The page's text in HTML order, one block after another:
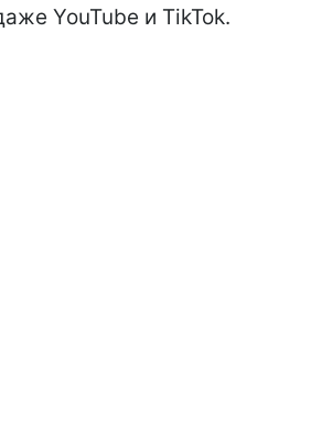
YouTube и TikTok.